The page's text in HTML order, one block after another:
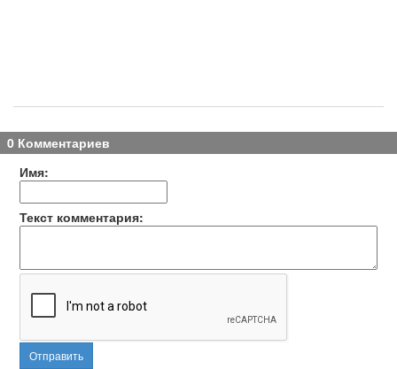
0 Комментариев
Имя:
Текст комментария:
Отправить